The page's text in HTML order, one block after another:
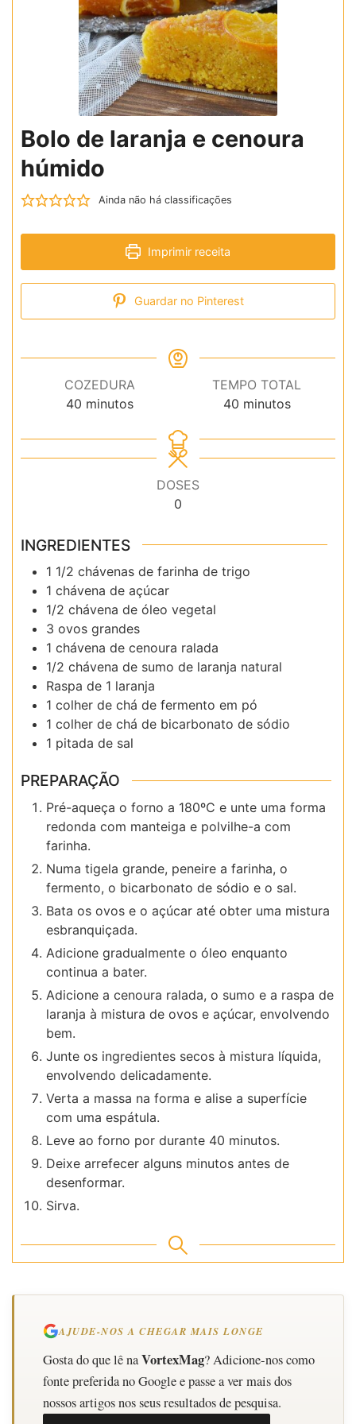
Bolo de laranja e cenoura
húmido
Ainda não há classificações
Imprimir receita
Guardar no Pinterest
COZEDURA
40minutos
minutos
TEMPO TOTAL
40minutos
minutos
DOSES
0
INGREDIENTES
1 1/2 chávenas de farinha de trigo
1 chávena de açúcar
1/2 chávena de óleo vegetal
3 ovos grandes
1 chávena de cenoura ralada
1/2 chávena de sumo de laranja natural
Raspa de 1 laranja
1 colher de chá de fermento em pó
1 colher de chá de bicarbonato de sódio
1 pitada de sal
PREPARAÇÃO
Pré-aqueça o forno a 180ºC e unte uma forma
redonda com manteiga e polvilhe-a com
farinha.
Numa tigela grande, peneire a farinha, o
fermento, o bicarbonato de sódio e o sal.
Bata os ovos e o açúcar até obter uma mistura
esbranquiçada.
Adicione gradualmente o óleo enquanto
continua a bater.
Adicione a cenoura ralada, o sumo e a raspa de
laranja à mistura de ovos e açúcar, envolvendo
bem.
Junte os ingredientes secos à mistura líquida,
envolvendo delicadamente.
Verta a massa na forma e alise a superfície
com uma espátula.
Leve ao forno por durante 40 minutos.
Deixe arrefecer alguns minutos antes de
desenformar.
Sirva.
AJUDE-NOS A CHEGAR MAIS LONGE
Gosta do que lê naVortexMag? Adicione-nos como
fonte preferida no Google e passe a ver mais dos
nossos artigos nos seus resultados de pesquisa.